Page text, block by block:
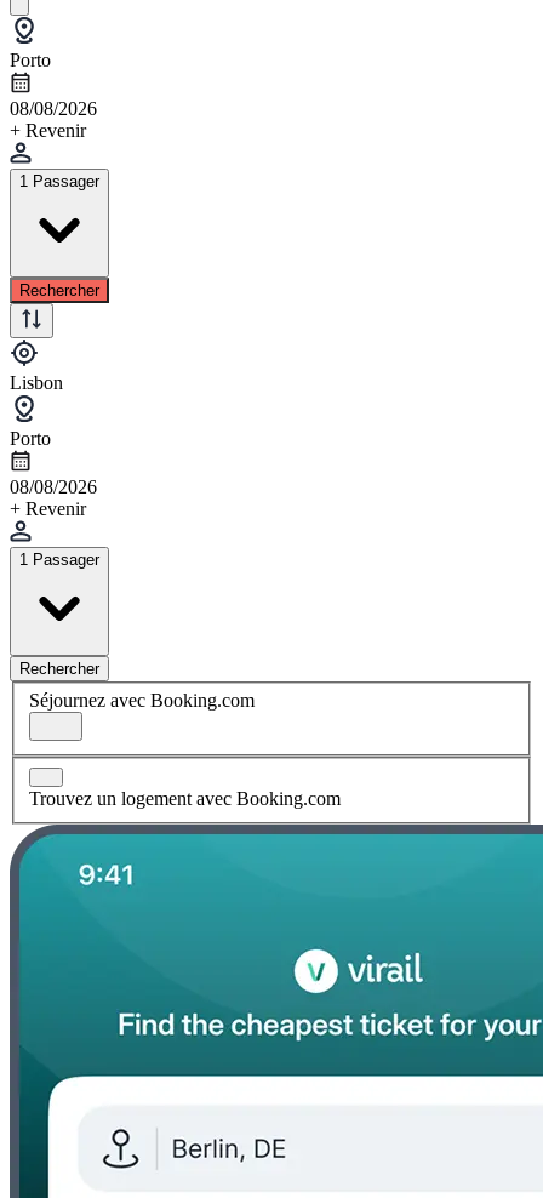
Porto
08/08/2026
+ Revenir
1 Passager
Rechercher
Lisbon
Porto
08/08/2026
+ Revenir
1 Passager
Rechercher
Séjournez avec Booking.com
Trouvez un logement avec Booking.com